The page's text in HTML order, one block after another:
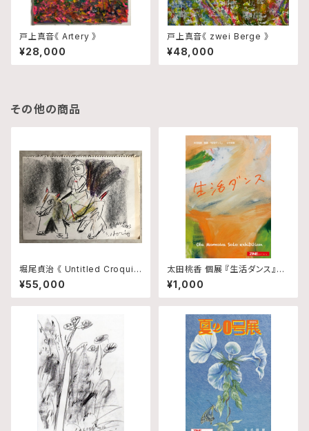
戸上真音《 Artery 》
¥28,000
戸上真音《 zwei Berge 》
¥48,000
その他の商品
堀尾貞治 《 Untitled Croquis
2 》
¥55,000
太田桃香 個展 『生活ダンス』図
録
¥1,000